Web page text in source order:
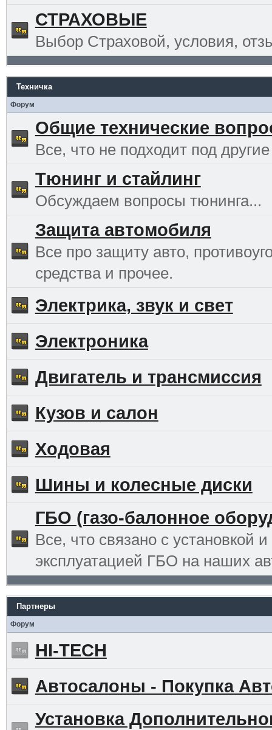
СТРАХОВЫЕ
Выбор Страховой, условия,
Техничка
Форум
Общие технические
Все, что не подходит под другие
Тюнинг и стайлинг
Обсуждаем вопросы тюнинга...
Защита автомобиля
Все про защиту авто,
средства и прочее.
Электрика, звук и свет
Электроника
Двигатель и трансмиссия
Кузов и салон
Ходовая
Шины и колесные диски
ГБО (газо-балонное
Все, что связано с установкой и
эксплуатацией ГБО на наших
Партнеры
Форум
HI-TECH
Автосалоны - Покупка
Установка